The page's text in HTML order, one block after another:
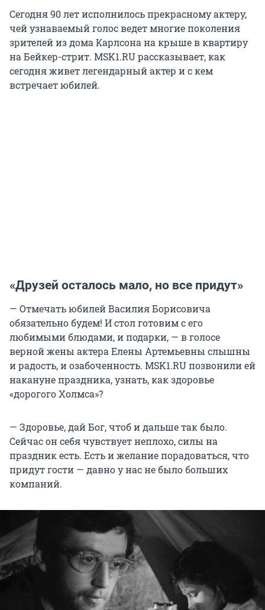
Сегодня 90 лет исполнилось прекрасному актеру,
чей узнаваемый голос ведет многие поколения
зрителей из дома Карлсона на крыше в квартиру
на Бейкер-стрит. MSK1.RU рассказывает, как
сегодня живет легендарный актер и с кем
встречает юбилей.
«Друзей осталось мало, но все придут»
— Отмечать юбилей Василия Борисовича
обязательно будем! И стол готовим с его
любимыми блюдами, и подарки, — в голосе
верной жены актера Елены Артемьевны слышны
и радость, и озабоченность. MSK1.RU позвонили ей
накануне праздника, узнать, как здоровье
«дорогого Холмса»?
— Здоровье, дай Бог, чтоб и дальше так было.
Сейчас он себя чувствует неплохо, силы на
праздник есть. Есть и желание порадоваться, что
придут гости — давно у нас не было больших
компаний.